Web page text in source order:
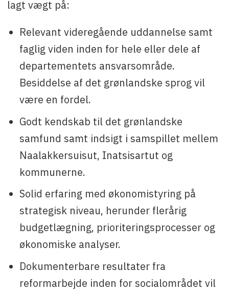
lagt vægt på:
Relevant videregående uddannelse samt
faglig viden inden for hele eller dele af
departementets ansvarsområde.
Besiddelse af det grønlandske sprog vil
være en fordel.
Godt kendskab til det grønlandske
samfund samt indsigt i samspillet mellem
Naalakkersuisut, Inatsisartut og
kommunerne.
Solid erfaring med økonomistyring på
strategisk niveau, herunder flerårig
budgetlægning, prioriteringsprocesser og
økonomiske analyser.
Dokumenterbare resultater fra
reformarbejde inden for socialområdet vil